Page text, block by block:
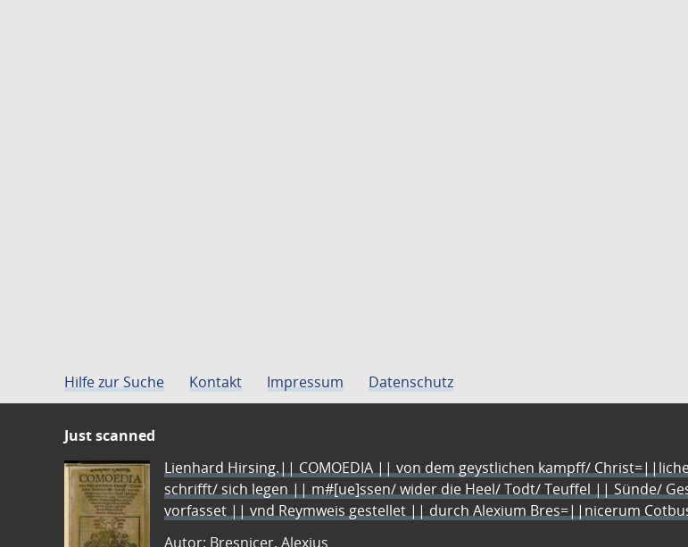
Hilfe zur Suche Kontakt Impressum Datenschutz
Just scanned
Lienhard Hirsing.|| COMOEDIA || von dem geystlichen kampff/
schrifft/ sich legen || m#[ue]ssen/ wider die Heel/ Todt/ Teuffel || Sünde/
vorfasset || vnd Reymweis gestellet || durch Alexium Bres=||nicerum
Autor: Bresnicer, Alexius